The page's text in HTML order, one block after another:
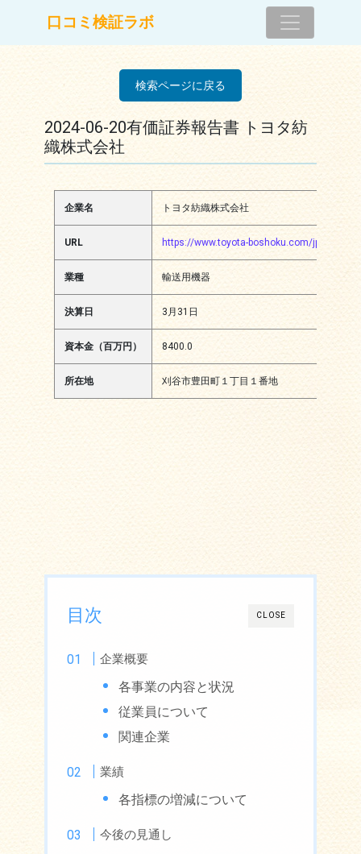
メインナビゲーション
口コミ検証ラボ
検索ページに戻る
2024-06-20有価証券報告書 トヨタ紡
織株式会社
企業名 トヨタ紡織株式会社
URL https://www.toyota-boshoku.com/jp/
業種 輸送用機器
決算日 3月31日
資本金（百万円） 8400.0
所在地 刈谷市豊田町１丁目１番地
CLOSE
目次
企業概要
各事業の内容と状況
従業員について
関連企業
業績
各指標の増減について
今後の見通し